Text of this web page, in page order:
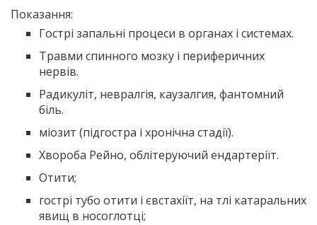
Показання:
Гострі запальні процеси в органах і системах.
Травми спинного мозку і периферичних
нервів.
Радикуліт, невралгія, каузалгия, фантомний
біль.
міозит (підгостра і хронічна стадії).
Хвороба Рейно, облітеруючий ендартеріїт.
Отити;
гострі тубо отити і євстахіїт, на тлі катаральних
явищ в носоглотці;